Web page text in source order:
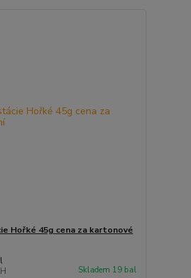
Hořké 45g cena za kartonové
Skladem 19 bal